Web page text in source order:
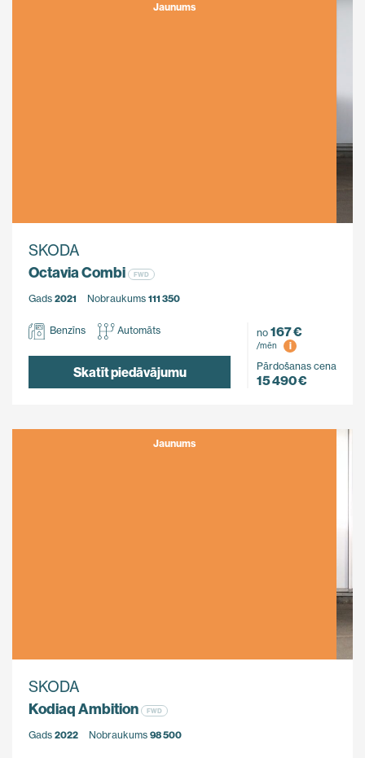
Jaunums
SKODA
Octavia Combi
FWD
Gads 2021 Nobraukums 111 350
Benzīns Automāts
Skatīt piedāvājumu
no 167 €
/mēn
i
Pārdošanas cena
15 490 €
Jaunums
SKODA
Kodiaq Ambition
FWD
Gads 2022 Nobraukums 98 500